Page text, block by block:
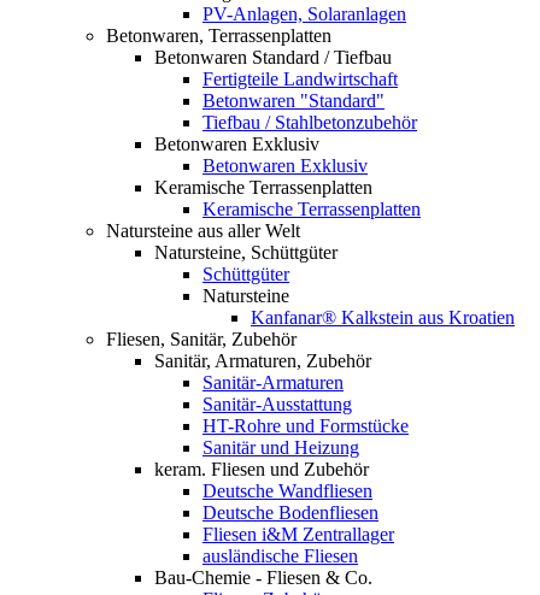
PV-Anlagen, Solaranlagen
Betonwaren, Terrassenplatten
Betonwaren Standard / Tiefbau
Fertigteile Landwirtschaft
Betonwaren "Standard"
Tiefbau / Stahlbetonzubehör
Betonwaren Exklusiv
Betonwaren Exklusiv
Keramische Terrassenplatten
Keramische Terrassenplatten
Natursteine aus aller Welt
Natursteine, Schüttgüter
Schüttgüter
Natursteine
Kanfanar® Kalkstein aus Kroatien
Fliesen, Sanitär, Zubehör
Sanitär, Armaturen, Zubehör
Sanitär-Armaturen
Sanitär-Ausstattung
HT-Rohre und Formstücke
Sanitär und Heizung
keram. Fliesen und Zubehör
Deutsche Wandfliesen
Deutsche Bodenfliesen
Fliesen i&M Zentrallager
ausländische Fliesen
Bau-Chemie - Fliesen & Co.